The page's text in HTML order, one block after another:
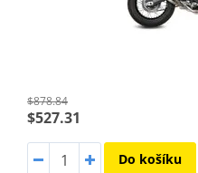
$878.84
$527.31
Do košíku